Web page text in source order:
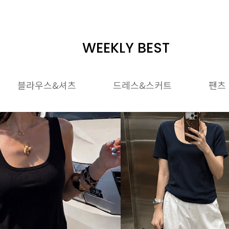
WEEKLY BEST
블라우스&셔츠 드레스&스커트 팬츠